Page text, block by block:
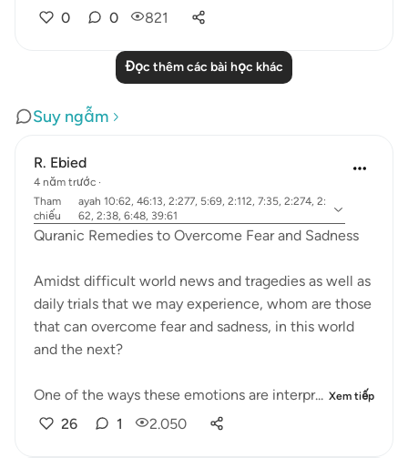
0 0 821
Đọc thêm các bài học khác
Suy ngẫm
R. Ebied
4 năm trước ·
Tham
chiếu
ayah 10:62, 46:13, 2:277, 5:69, 2:112, 7:35, 2:274, 2:
62, 2:38, 6:48, 39:61
Quranic Remedies to Overcome Fear and Sadness
Amidst difficult world news and tragedies as well as
daily trials that we may experience, whom are those
that can overcome fear and sadness, in this world
and the next?
One of the ways these emotions are interpr... Xem tiếp
26 1 2.050